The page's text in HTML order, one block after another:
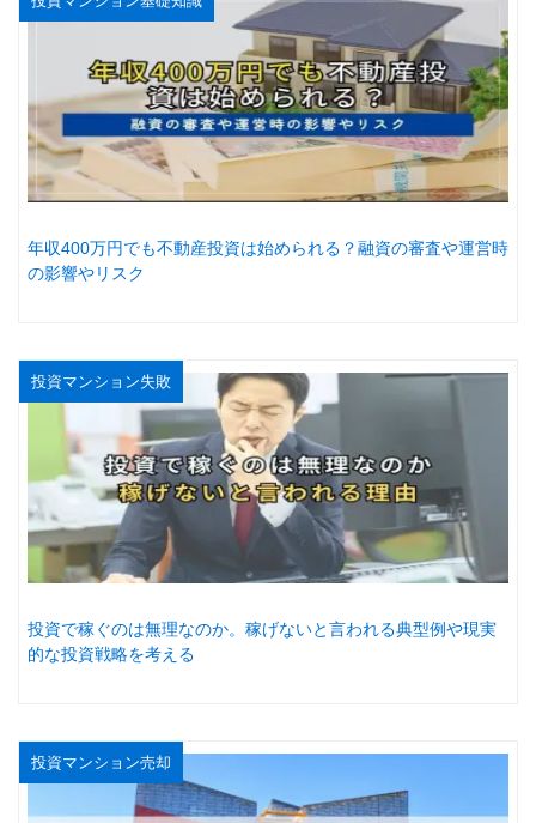
年収400万円でも不動産投資は始められる？融資の審査や運営時
の影響やリスク
投資マンション失敗
投資で稼ぐのは無理なのか。稼げないと言われる典型例や現実
的な投資戦略を考える
投資マンション売却